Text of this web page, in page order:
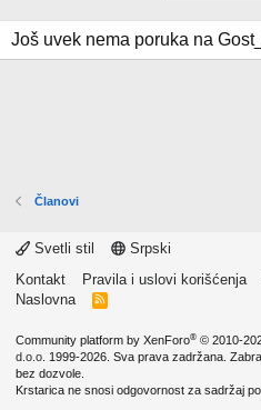
Još uvek nema poruka na
Članovi
Svetli stil
Srpski
Kontakt
Pravila i uslovi korišćenja
Naslovna
R
Community platform by XenForo® © 2010-
d.o.o. 1999-2026. Sva prava zadržana.
bez dozvole.
Krstarica ne snosi odgovornost za sadržaj